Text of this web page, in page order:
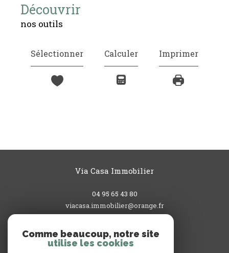
découvrir
nos outils
Sélectionner Calculer Imprimer
Via Casa Immobilier
04 95 65 43 80
viacasa.immobilier@orange.fr
3, rue du Commandant L'Herminier
bastia
Comme beaucoup, notre site
utilise les cookies